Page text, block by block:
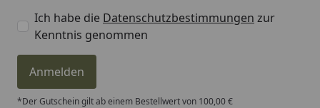
Ich habe die Datenschutzbestimmungen zur
Kenntnis genommen
Anmelden
*Der Gutschein gilt ab einem Bestellwert von 100,00 €